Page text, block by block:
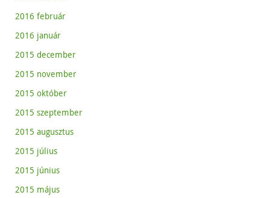
2016 február
2016 január
2015 december
2015 november
2015 október
2015 szeptember
2015 augusztus
2015 július
2015 június
2015 május